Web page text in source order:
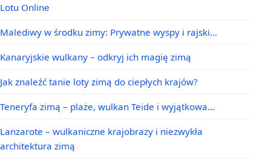
Lotu Online
Malediwy w środku zimy: Prywatne wyspy i rajski…
Kanaryjskie wulkany – odkryj ich magię zimą
Jak znaleźć tanie loty zimą do ciepłych krajów?
Teneryfa zimą – plaże, wulkan Teide i wyjątkowa…
Lanzarote – wulkaniczne krajobrazy i niezwykła
architektura zimą